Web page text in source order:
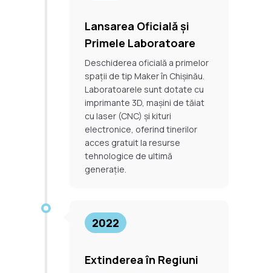
Lansarea Oficială și
Primele Laboratoare
Deschiderea oficială a primelor
spații de tip Maker în Chișinău.
Laboratoarele sunt dotate cu
imprimante 3D, mașini de tăiat
cu laser (CNC) și kituri
electronice, oferind tinerilor
acces gratuit la resurse
tehnologice de ultimă
generație.
2022
Extinderea în Regiuni